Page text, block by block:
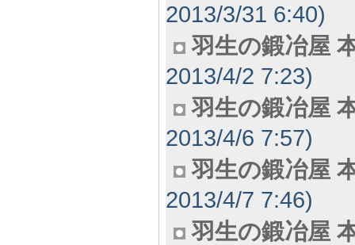
2013/3/31 6:40)
羽生の鍛冶屋
2013/4/2 7:23)
羽生の鍛冶屋
2013/4/6 7:57)
羽生の鍛冶屋
2013/4/7 7:46)
羽生の鍛冶屋